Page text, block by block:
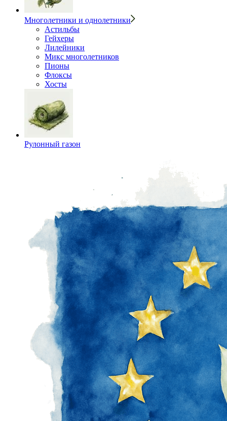
Многолетники и однолетники
Астильбы
Гейхеры
Лилейники
Микс многолетников
Пионы
Флоксы
Хосты
Рулонный газон